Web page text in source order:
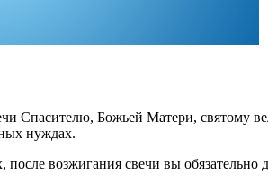
Спасителю, Божьей Матери, святому
нуждах.
возжигания свечи вы